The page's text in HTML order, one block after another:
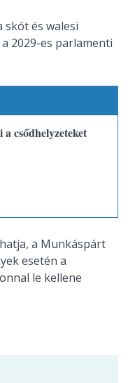
és walesi
2029-es parlamenti
csődhelyzeteket
a Munkáspárt
esetén a
le kellene